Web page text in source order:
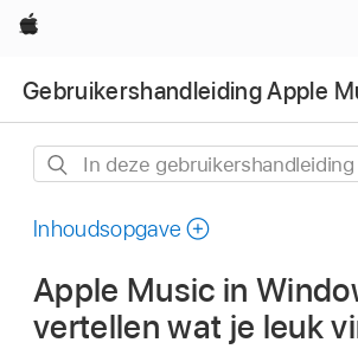
Apple
Gebruikershandleiding Apple
In
gebruikershandleiding
Inhoudsopgave
Apple Music in
vertellen wat je leuk